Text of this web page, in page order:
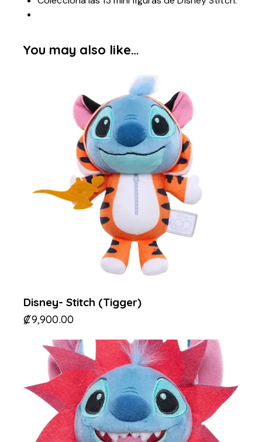
You may also like…
Disney- Stitch (Tigger)
₡9,900.00